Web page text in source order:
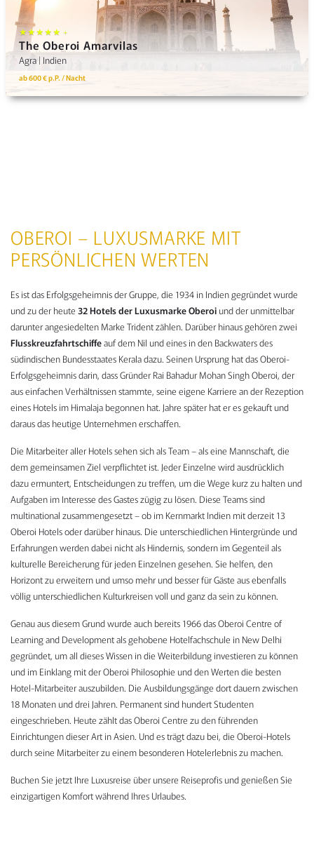
★★★★★ +
The Oberoi Amarvilas
Agra | Indien
ab 600 € p.P. / Nacht
NACH
KATEGORIEN
OBEROI – LUXUSMARKE MIT
PERSÖNLICHEN WERTEN
Es ist das Erfolgsgeheimnis der Gruppe, die 1934 in Indien gegründet wurde
und zu der heute 32 Hotels der Luxusmarke Oberoi und der unmittelbar
darunter angesiedelten Marke Trident zählen. Darüber hinaus gehören zwei
Flusskreuzfahrtschiffeauf dem Nil und eines in den Backwaters des
südindischen Bundesstaates Kerala dazu. Seinen Ursprung hat das Oberoi-
Erfolgsgeheimnis darin, dass Gründer Rai Bahadur Mohan Singh Oberoi, der
aus einfachen Verhältnissen stammte, seine eigene Karriere an der Rezeption
eines Hotels im Himalaja begonnen hat. Jahre später hat er es gekauft und
daraus das heutige Unternehmen erschaffen.
Die Mitarbeiter aller Hotels sehen sich als Team – als eine Mannschaft, die
dem gemeinsamen Ziel verpflichtet ist. Jeder Einzelne wird ausdrücklich
dazu ermuntert, Entscheidungen zu treffen, um die Wege kurz zu halten und
Aufgaben im Interesse des Gastes zügig zu lösen. Diese Teams sind
multinational zusammengesetzt – ob im Kernmarkt Indien mit derzeit 13
Oberoi Hotels oder darüber hinaus. Die unterschiedlichen Hintergründe und
Erfahrungen werden dabei nicht als Hindernis, sondern im Gegenteil als
kulturelle Bereicherung für jeden Einzelnen gesehen. Sie helfen, den
Horizont zu erweitern und umso mehr und besser für Gäste aus ebenfalls
völlig unterschiedlichen Kulturkreisen voll und ganz da sein zu können.
Genau aus diesem Grund wurde auch bereits 1966 das Oberoi Centre of
Learning and Development als gehobene Hotelfachschule in New Delhi
gegründet, um all dieses Wissen in die Weiterbildung investieren zu können
und im Einklang mit der Oberoi Philosophie und den Werten die besten
Hotel-Mitarbeiter auszubilden. Die Ausbildungsgänge dort dauern zwischen
18 Monaten und drei Jahren. Permanent sind hundert Studenten
eingeschrieben. Heute zählt das Oberoi Centre zu den führenden
Einrichtungen dieser Art in Asien. Und es trägt dazu bei, die Oberoi-Hotels
durch seine Mitarbeiter zu einem besonderen Hotelerlebnis zu machen.
Buchen Sie jetzt Ihre Luxusreise über unsere Reiseprofis und genießen Sie
einzigartigen Komfort während Ihres Urlaubes.